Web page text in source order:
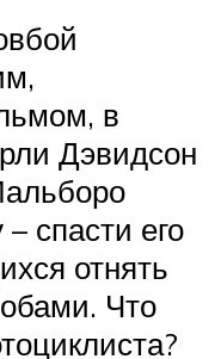
в
Дэвидсон
спасти его
отнять
Что